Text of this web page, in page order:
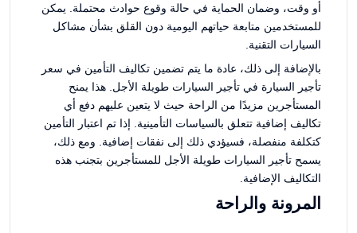
أو وقت، وضمان الحماية في حالة وقوع حوادث محتملة. يمكن
للمستخدمين متابعة حياتهم اليومية دون القلق بشأن مشاكل
السيارات التقنية.
بالإضافة إلى ذلك، عادة ما يتم تضمين تكاليف التأمين في سعر
تأجير السيارة في تأجير السيارات طويلة الأجل. هذا يمنح
المستأجرين مزيدًا من الراحة حيث لا يتعين عليهم دفع أي
تكاليف إضافية تتعلق بالسياسات التأمينية. إذا تم اعتبار التأمين
كتكلفة منفصلة، فسيؤدي ذلك إلى نفقات إضافية. ومع ذلك،
يسمح تأجير السيارات طويلة الأجل للمستأجرين بتجنب هذه
التكاليف الإضافية.
المرونة والراحة